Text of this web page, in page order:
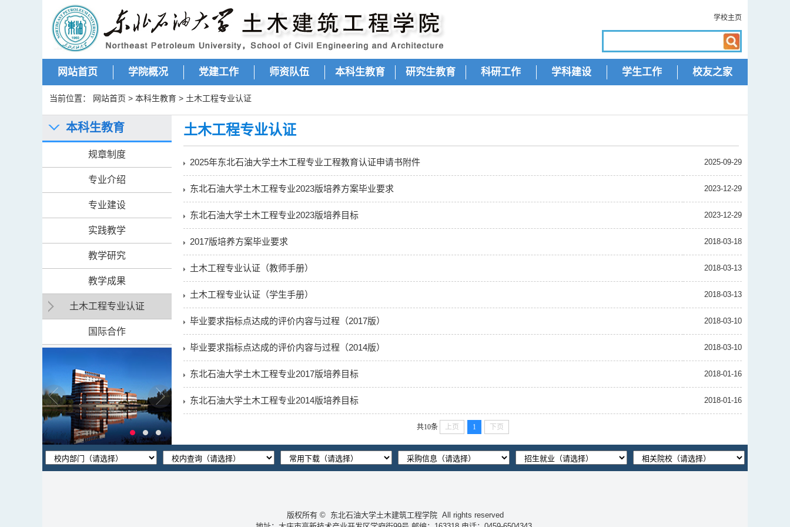
学校主页
网站首页 学院概况 党建工作 师资队伍 本科生教育 研究生教育 科研工作 学科建设 学生工作 校友之家
当前位置： 网站首页 > 本科生教育 > 土木工程专业认证
本科生教育
规章制度
专业介绍
专业建设
实践教学
教学研究
教学成果
土木工程专业认证
国际合作
土木工程专业认证
2025年东北石油大学土木工程专业工程教育认证申请书附件 2025-09-29
东北石油大学土木工程专业2023版培养方案毕业要求 2023-12-29
东北石油大学土木工程专业2023版培养目标 2023-12-29
2017版培养方案毕业要求 2018-03-18
土木工程专业认证（教师手册） 2018-03-13
土木工程专业认证（学生手册） 2018-03-13
毕业要求指标点达成的评价内容与过程（2017版） 2018-03-10
毕业要求指标点达成的评价内容与过程（2014版） 2018-03-10
东北石油大学土木工程专业2017版培养目标 2018-01-16
东北石油大学土木工程专业2014版培养目标 2018-01-16
共10条 上页 1 下页
版权所有 © 东北石油大学土木建筑工程学院 All rights reserved